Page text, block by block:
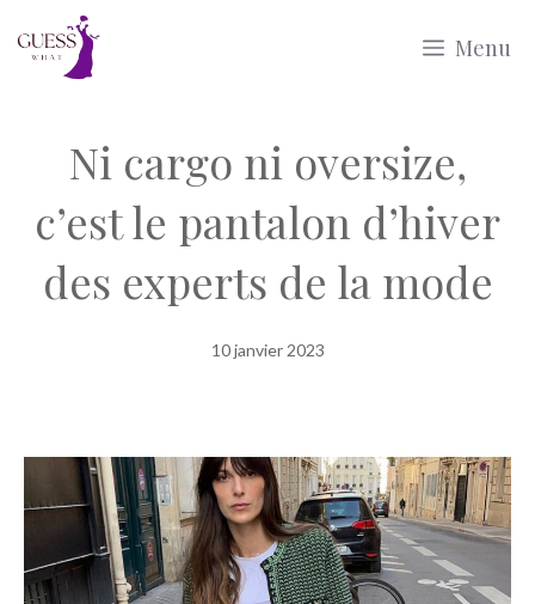
Menu
Ni cargo ni oversize,
c’est le pantalon d’hiver
des experts de la mode
10 janvier 2023